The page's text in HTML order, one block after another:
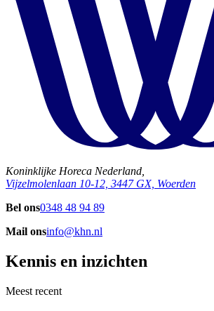
Koninklijke Horeca Nederland,
Vijzelmolenlaan 10-12, 3447 GX, Woerden
Bel ons0348 48 94 89
Mail onsinfo@khn.nl
Kennis en inzichten
Meest recent